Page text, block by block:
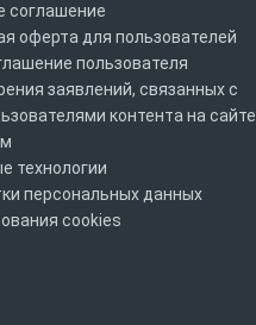
соглашение
оферта для пользователей
пользователя
заявлений, связанных с
контента на сайте
технологии
персональных данных
cookies